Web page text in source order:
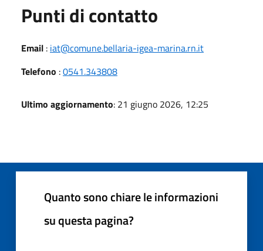
Punti di contatto
Email : iat@comune.bellaria-igea-marina.rn.it
Telefono :0541.343808
Ultimo aggiornamento: 21 giugno 2026, 12:25
Quanto sono chiare le informazioni
su questa pagina?